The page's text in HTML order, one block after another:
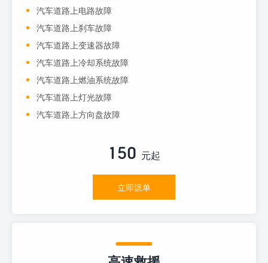
汽车道路上电路故障
汽车道路上刹车故障
汽车道路上变速器故障
汽车道路上冷却系统故障
汽车道路上燃油系统故障
汽车道路上灯光故障
汽车道路上方向盘故障
150 元起
立即派单